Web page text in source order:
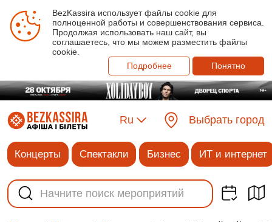
BezKassira использует файлы cookie для
полноценной работы и совершенствования сервиса.
Продолжая использовать наш сайт, вы
соглашаетесь, что мы можем разместить файлы
cookie.
Подробнее
Понятно
Ru Выбрать город
Концерты Спектакли Бизнес ИТ и интернет